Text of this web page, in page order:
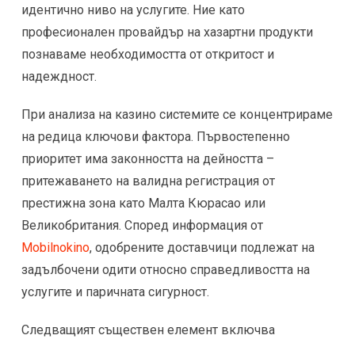
идентично ниво на услугите. Ние като
професионален провайдър на хазартни продукти
познаваме необходимостта от откритост и
надеждност.
При анализа на казино системите се концентрираме
на редица ключови фактора. Първостепенно
приоритет има законността на дейността –
притежаването на валидна регистрация от
престижна зона като Малта Кюрасао или
Великобритания. Според информация от
Mobilnokino, одобрените доставчици подлежат на
задълбочени одити относно справедливостта на
услугите и паричната сигурност.
Следващият съществен елемент включва